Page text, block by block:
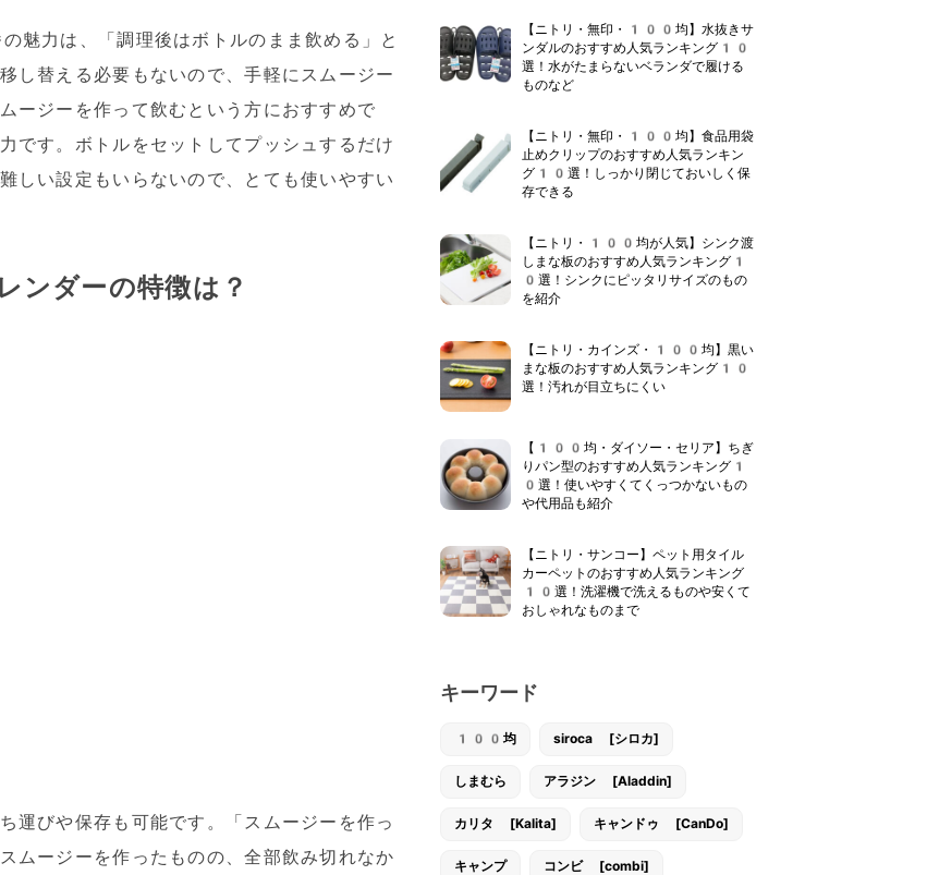
魅力は、「調理後はボトルのまま飲める」と
し替える必要もないので、手軽にスムージー
ージーを作って飲むという方におすすめで
です。ボトルをセットしてプッシュするだけ
しい設定もいらないので、とても使いやすい
ンダーの特徴は？
運びや保存も可能です。「スムージーを作っ
ムージーを作ったものの、全部飲み切れなか
【ニトリ・無印・100均】水抜きサ
ンダルのおすすめ人気ランキング10
選！水がたまらないベランダで履ける
ものなど
【ニトリ・無印・100均】食品用袋
止めクリップのおすすめ人気ランキン
グ10選！しっかり閉じておいしく保
存できる
【ニトリ・100均が人気】シンク渡
しまな板のおすすめ人気ランキング1
0選！シンクにピッタリサイズのもの
を紹介
【ニトリ・カインズ・100均】黒い
まな板のおすすめ人気ランキング10
選！汚れが目立ちにくい
【100均・ダイソー・セリア】ちぎ
りパン型のおすすめ人気ランキング1
0選！使いやすくてくっつかないもの
や代用品も紹介
【ニトリ・サンコー】ペット用タイル
カーペットのおすすめ人気ランキング
10選！洗濯機で洗えるものや安くて
おしゃれなものまで
キーワード
100均 siroca [シロカ]
しまむら アラジン [Aladdin]
カリタ [Kalita] キャンドゥ [CanDo]
キャンプ コンビ [combi]